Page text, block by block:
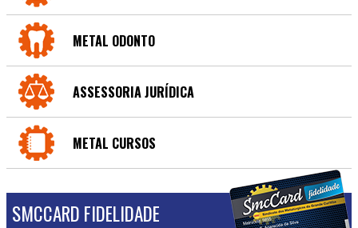
METAL ODONTO
ASSESSORIA JURÍDICA
METAL CURSOS
SMCCARD FIDELIDADE